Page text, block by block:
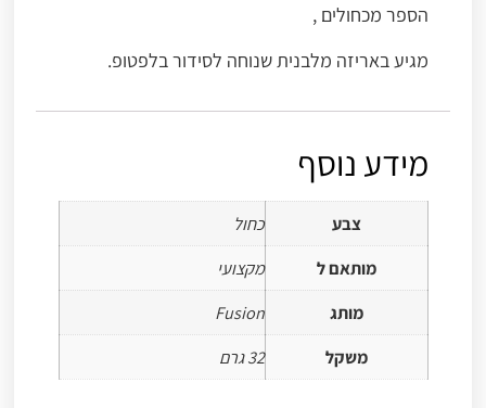
הספר מכחולים ,
מגיע באריזה מלבנית שנוחה לסידור בלפטופ.
מידע נוסף
צבע
כחול
מותאם ל
מקצועי
מותג
Fusion
משקל
32 גרם